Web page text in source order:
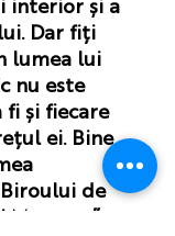
interior și a
Dar fiți
lumea lui
nu este
fi și fiecare
ei. Bine
de